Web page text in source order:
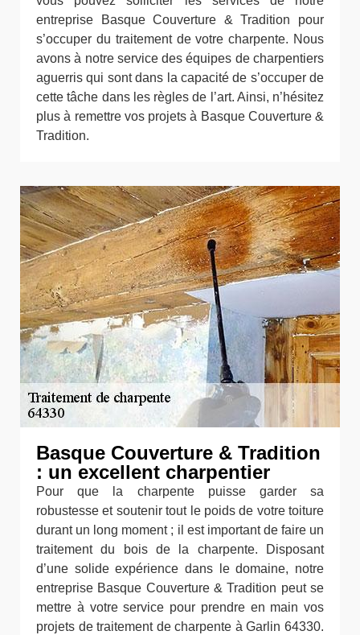
entreprise Basque Couverture & Tradition pour
s’occuper du traitement de votre charpente. Nous
avons à notre service des équipes de charpentiers
aguerris qui sont dans la capacité de s’occuper de
cette tâche dans les règles de l’art. Ainsi, n’hésitez
plus à remettre vos projets à Basque Couverture &
Tradition.
Basque Couverture & Tradition
: un excellent charpentier
Pour que la charpente puisse garder sa
robustesse et soutenir tout le poids de votre toiture
durant un long moment ; il est important de faire un
traitement du bois de la charpente. Disposant
d’une solide expérience dans le domaine, notre
entreprise Basque Couverture & Tradition peut se
mettre à votre service pour prendre en main vos
projets de traitement de charpente à Garlin 64330.